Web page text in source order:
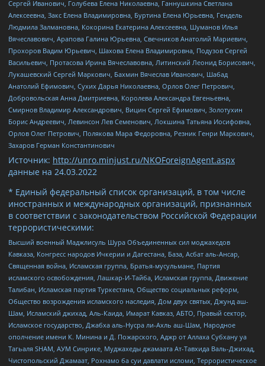
Сергей Иванович, Голубева Елена Николаевна, Ганнушкина Светлана
Алексеевна, Закс Елена Владимировна, Буртина Елена Юрьевна, Гендель
Людмила Залмановна, Кокорина Екатерина Алексеевна, Шуманов Илья
Вячеславович, Арапова Галина Юрьевна, Свечников Анатолий Мариевич,
Прохоров Вадим Юрьевич, Шахова Елена Владимировна, Подузов Сергей
Васильевич, Протасова Ирина Вячеславовна, Литинский Леонид Борисович,
Лукашевский Сергей Маркович, Бахмин Вячеслав Иванович, Шабад
Анатолий Ефимович, Сухих Дарья Николаевна, Орлов Олег Петрович,
Добровольская Анна Дмитриевна, Королева Александра Евгеньевна,
Смирнов Владимир Александрович, Вицин Сергей Ефимович, Золотухин
Борис Андреевич, Левинсон Лев Семенович, Локшина Татьяна Иосифовна,
Орлов Олег Петрович, Полякова Мара Федоровна, Резник Генри Маркович,
Захаров Герман Константинович
Источник: http://unro.minjust.ru/NKOForeignAgent.aspx
данные на 24.03.2022
* Единый федеральный список организаций, в том числе
иностранных и международных организаций, признанных
в соответствии с законодательством Российской Федерации
террористическими:
Высший военный Маджлисуль Шура Объединенных сил моджахедов
Кавказа, Конгресс народов Ичкерии и Дагестана, База, Асбат аль-Ансар,
Священная война, Исламская группа, Братья-мусульмане, Партия
исламского освобождения, Лашкар-И-Тайба, Исламская группа, Движение
Талибан, Исламская партия Туркестана, Общество социальных реформ,
Общество возрождения исламского наследия, Дом двух святых, Джунд аш-
Шам, Исламский джихад, Аль-Каида, Имарат Кавказ, АБТО, Правый сектор,
Исламское государство, Джабха аль-Нусра ли-Ахль аш-Шам, Народное
ополчение имени К. Минина и Д. Пожарского, Аджр от Аллаха Субхану уа
Тагьаля SHAM, АУМ Синрике, Муджахеды джамаата Ат-Тавхида Валь-Джихад,
Чистопольский Джамаат, Рохнамо ба суи давлати исломи, Террористическое